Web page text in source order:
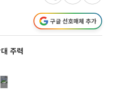
구글 선호매체 추가
주력